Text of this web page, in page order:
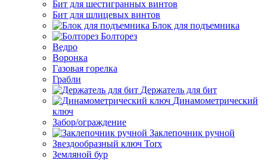
Бит для шестигранных винтов
Бит для шлицевых винтов
Блок для подъемника
Болторез
Ведро
Воронка
Газовая горелка
Грабли
Держатель для бит
Динамометрический
ключ
Забор/ограждение
Заклепочник ручной
Звездообразный ключ Torx
Земляной бур